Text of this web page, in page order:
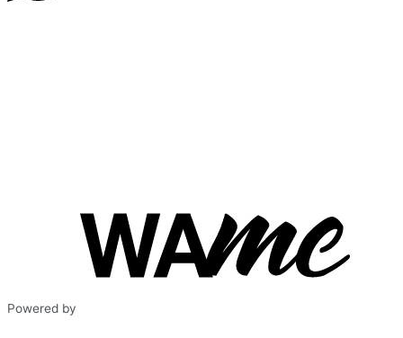
Powered by